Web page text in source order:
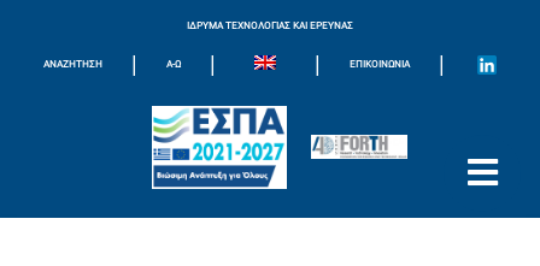
ΙΔΡΥΜΑ ΤΕΧΝΟΛΟΓΙΑΣ ΚΑΙ ΕΡΕΥΝΑΣ
ΑΝΑΖΗΤΗΣΗ | Α-Ω | | ΕΠΙΚΟΙΝΩΝΊΑ |